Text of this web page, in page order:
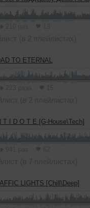
TO ETERNAL
T I D O T E [G-House\Tech]
LIGHTS [Chill\Deep]